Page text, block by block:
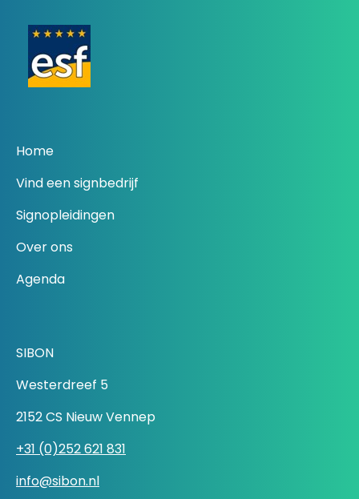
Home
Vind een signbedrijf
Signopleidingen
Over ons
Agenda
SIBON
Westerdreef 5
2152 CS Nieuw Vennep
+31 (0)252 621 831
info@sibon.nl